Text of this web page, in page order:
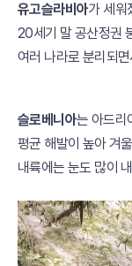
유고슬라비아가 세워
20세기 말 공산정권
여러 나라로 분리되
슬로베니아는 아드리
평균 해발이 높아 겨
내륙에는 눈도 많이